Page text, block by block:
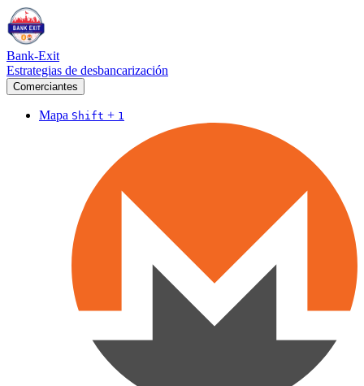
Bank-Exit
Estrategias de desbancarización
Comerciantes
Mapa Shift + 1